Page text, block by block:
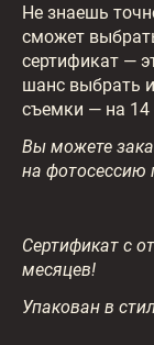
Не знаешь
сможет
сертификат —
шанс выбрать
съемки — на 14
Вы можете
на фотосессию
Сертификат с
месяцев!
Упакован в